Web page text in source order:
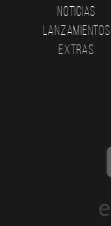
Noticias
Lanzamientos
Extras